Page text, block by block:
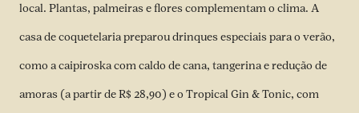
local. Plantas, palmeiras e flores complementam o clima. A
casa de coquetelaria preparou drinques especiais para o verão,
como a caipiroska com caldo de cana, tangerina e redução de
amoras (a partir de R$ 28,90) e o Tropical Gin & Tonic, com